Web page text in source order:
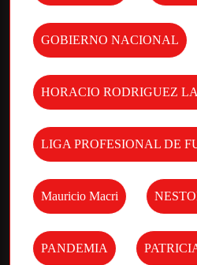
GOBIERNO NACIONAL
HORACIO RODRIGUEZ
LIGA PROFESIONAL DE
Mauricio Macri
PANDEMIA